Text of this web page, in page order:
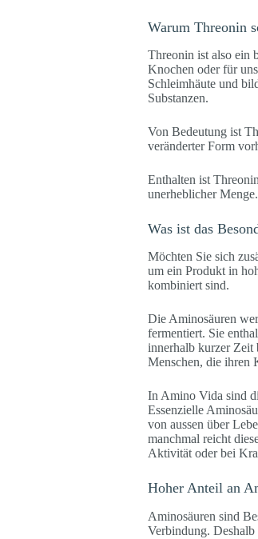
Warum Threonin
Threonin ist also ein
Knochen oder für
Schleimhäute und
Substanzen.
Von Bedeutung ist
veränderter Form
Enthalten ist
unerheblicher Menge.
Was ist das
Möchten Sie sich
um ein Produkt in
kombiniert sind.
Die Aminosäuren
fermentiert. Sie
innerhalb kurzer Zeit
Menschen, die ihren
In Amino Vida sind
Essenzielle
von aussen über
manchmal reicht
Aktivität oder bei
Hoher Anteil an
Aminosäuren sind
Verbindung.